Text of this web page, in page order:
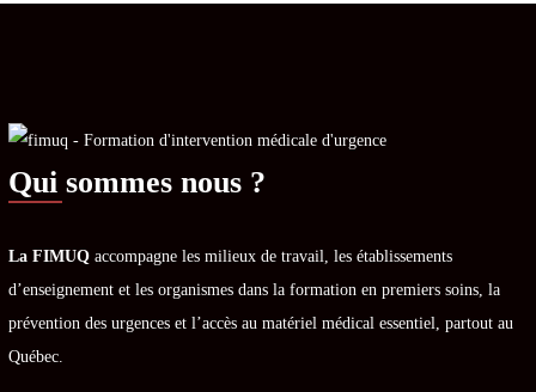
Qui sommes nous ?
La FIMUQ accompagne les milieux de travail, les établissements
d’enseignement et les organismes dans la formation en premiers soins, la
prévention des urgences et l’accès au matériel médical essentiel, partout au
Québec.